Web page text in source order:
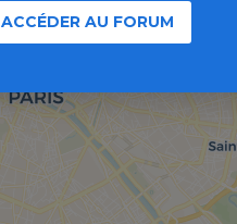
ACCÉDER AU FORUM